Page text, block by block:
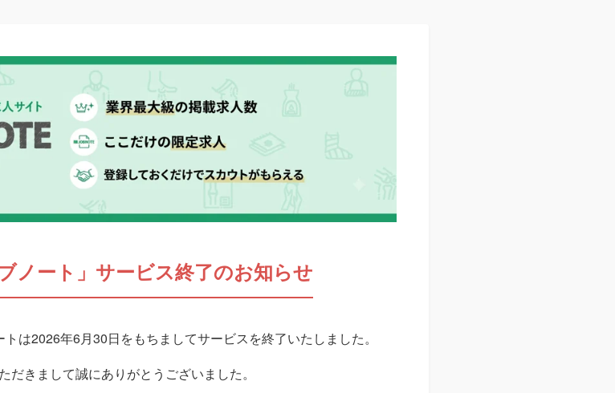
ノート」サービス終了のお知らせ
は2026年6月30日をもちましてサービスを終了いたしました。
だきまして誠にありがとうございました。